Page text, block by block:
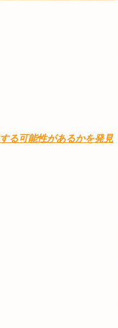
る可能性があるかを発見